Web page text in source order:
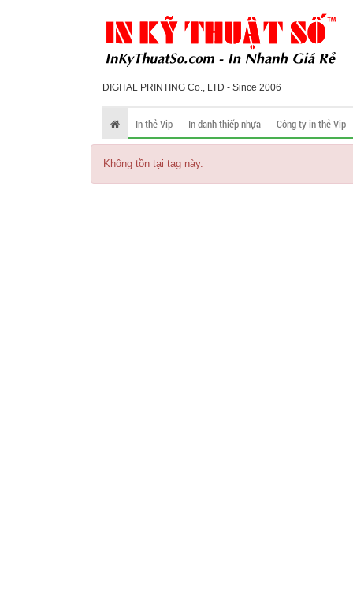
DIGITAL PRINTING Co., LTD - Since 2006
In thẻ Vip In danh thiếp nhựa Công ty in thẻ Vip
Không tồn tại tag này.